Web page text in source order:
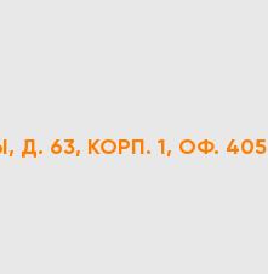
Д. 63, КОРП. 1, ОФ. 405